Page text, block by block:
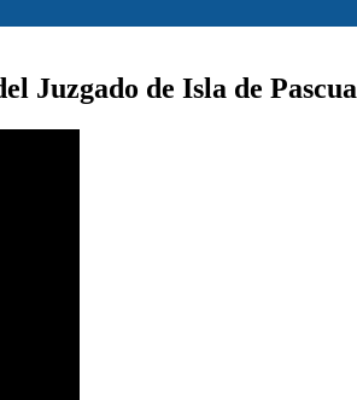
Juzgado de Isla de Pascua